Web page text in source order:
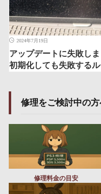
2024年7月19日
アップデートに失敗し
初期化しても失敗するル
修理をご検討中の
修理料金の目安